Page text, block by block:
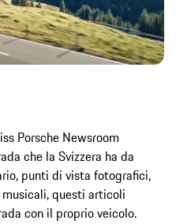
Porsche Newsroom
che la Svizzera ha da
punti di vista fotografici,
questi articoli
con il proprio veicolo.